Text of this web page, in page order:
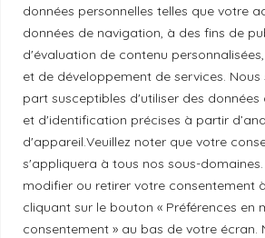
données personnelles telles que votre
données de navigation, à des fins de
d'évaluation de contenu
et de développement de services.
part susceptibles d'utiliser des
et d'identification précises à partir
d'appareil.Veuillez noter que votre
s'appliquera à tous nos sous-
modifier ou retirer votre consentement
cliquant sur le bouton « Préférences en
consentement » au bas de votre écran.
Mentions légales
Politique de confidentialité
Principes de publication
Politique de correction